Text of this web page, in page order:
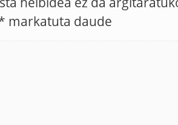
markatuta daude